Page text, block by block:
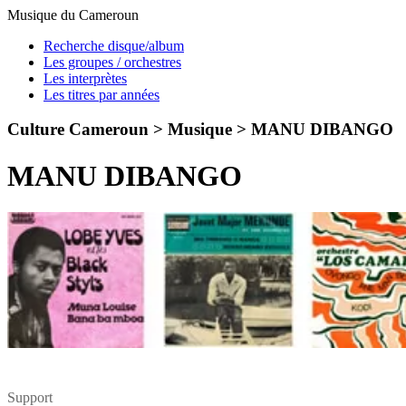
Musique du Cameroun
Recherche disque/album
Les groupes / orchestres
Les interprètes
Les titres par années
Culture Cameroun > Musique > MANU DIBANGO
MANU DIBANGO
Support